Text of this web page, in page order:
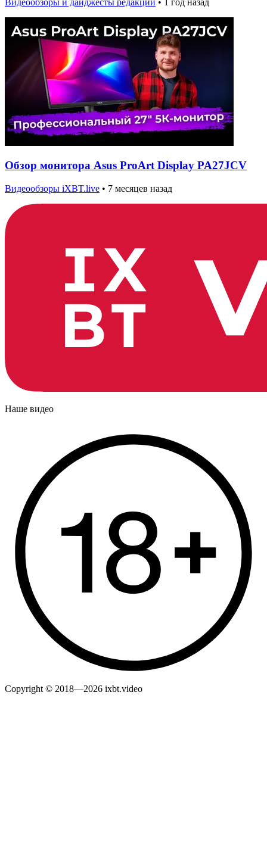
Обзор монитора Asus ProArt Display PA27JCV
Видеообзоры iXBT.live • 7 месяцев назад
Наше видео
Copyright © 2018—2026 ixbt.video